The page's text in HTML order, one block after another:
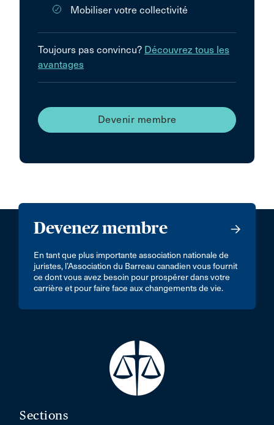
Mobiliser votre collectivité
Toujours pas convincu? Découvrez tous les
avantages
Devenir membre
Devenez membre
En tant que plus importante association nationale de
juristes, l’Association du Barreau canadien vous fournit
ce dont vous avez besoin pour prospérer dans votre
carrière et pour faire face aux changements de vie.
Sections